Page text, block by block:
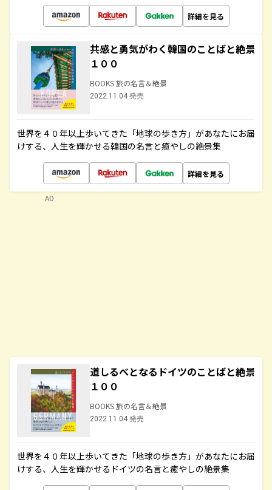
詳細を見る
共感と勇気がわく韓国のことばと絶景
１００
BOOKS 旅の名言＆絶景
2022.11.04 発売
世界を４０年以上歩いてきた「地球の歩き方」があなたにお届
けする、人生を輝かせる韓国の名言と癒やしの絶景集
詳細を見る
道しるべとなるドイツのことばと絶景
１００
BOOKS 旅の名言＆絶景
2022.11.04 発売
世界を４０年以上歩いてきた「地球の歩き方」があなたにお届
けする、人生を輝かせるドイツの名言と癒やしの絶景集
AD